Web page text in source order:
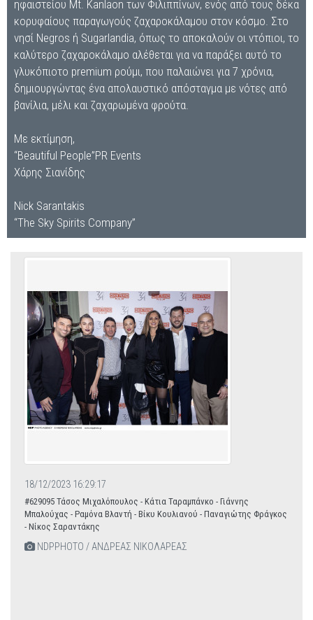
ηφαιστείου Mt. Kanlaon των Φιλιππίνων, ενός από τους δέκα
κορυφαίους παραγωγούς ζαχαροκάλαμου στον κόσμο. Στο
νησί Negros ή Sugarlandia, όπως το αποκαλούν οι ντόπιοι, το
καλύτερο ζαχαροκάλαμο αλέθεται για να παράξει αυτό το
γλυκόπιοτο premium ρούμι, που παλαιώνει για 7 χρόνια,
δημιουργώντας ένα απολαυστικό απόσταγμα με νότες από
βανίλια, μέλι και ζαχαρωμένα φρούτα.
Με εκτίμηση,
“Beautiful People”PR Events
Χάρης Σιανίδης
Nick Sarantakis
“The Sky Spirits Company”
18/12/2023 16:29:17
#629095 Τάσος Μιχαλόπουλος - Κάτια Ταραμπάνκο - Γιάννης
Μπαλούχας - Ραμόνα Βλαντή - Βίκυ Κουλιανού - Παναγιώτης Φράγκος
- Νίκος Σαραντάκης
NDPPHOTO / ΑΝΔΡΕΑΣ ΝΙΚΟΛΑΡΕΑΣ